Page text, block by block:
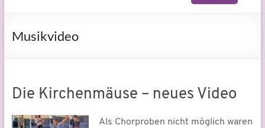
Musikvideo
Die Kirchenmäuse – neues Video
Als Chorproben nicht möglich waren